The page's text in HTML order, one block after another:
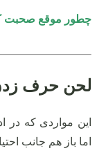
چطور موقع صحبت
لحن حرف
این مواردی که در
اما باز هم جانب